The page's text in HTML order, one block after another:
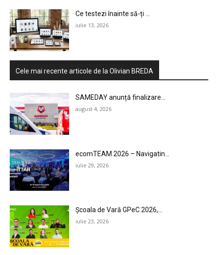
Ce testezi înainte să-ți ...
iulie 13, 2026
Cele mai recente articole de la Olivian BREDA
SAMEDAY anunță finalizare...
august 4, 2026
ecomTEAM 2026 – Navigatin...
iulie 29, 2026
Școala de Vară GPeC 2026,...
iulie 23, 2026